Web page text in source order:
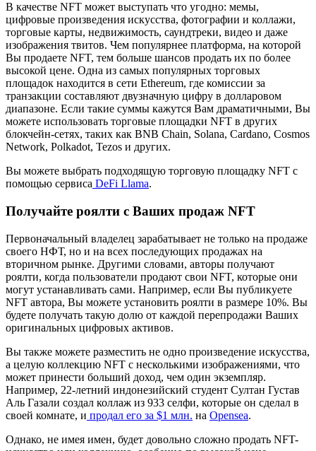
В качестве NFT может выступать что угодно: мемы,
цифровые произведения искусства, фотографии и коллажи,
торговые карты, недвижимость, саундтреки, видео и даже
изображения твитов. Чем популярнее платформа, на которой
Вы продаете NFT, тем больше шансов продать их по более
высокой цене. Одна из самых популярных торговых
площадок находится в сети Ethereum, где комиссии за
транзакции составляют двузначную цифру в долларовом
диапазоне. Если такие суммы кажутся Вам драматичными, Вы
можете использовать торговые площадки NFT в других
блокчейн-сетях, таких как BNB Chain, Solana, Cardano, Cosmos
Network, Polkadot, Tezos и других.
Вы можете выбрать подходящую торговую площадку NFT с
помощью сервиса DeFi Llama.
Получайте роялти с Ваших продаж NFT
Первоначальный владелец зарабатывает не только на продаже
своего НФТ, но и на всех последующих продажах на
вторичном рынке. Другими словами, авторы получают
роялти, когда пользователи продают свои NFT, которые они
могут устанавливать сами. Например, если Вы публикуете
NFT автора, Вы можете установить роялти в размере 10%. Вы
будете получать такую долю от каждой перепродажи Ваших
оригинальных цифровых активов.
Вы также можете разместить не одно произведение искусства,
а целую коллекцию NFT с несколькими изображениями, что
может принести больший доход, чем один экземпляр.
Например, 22-летний индонезийский студент Султан Густав
Аль Газали создал коллаж из 933 селфи, которые он сделал в
своей комнате, и продал его за $1 млн. на Opensea.
Однако, не имея имен, будет довольно сложно продать NFT-